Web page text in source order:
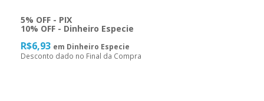
5% OFF - PIX
10% OFF - Dinheiro Especie
R$6,93 em Dinheiro Especie
Desconto dado no Final da Compra